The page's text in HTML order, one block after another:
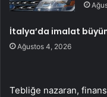
İtalya’da imalat
Ağustos 4, 2026
Tebliğe nazaran,